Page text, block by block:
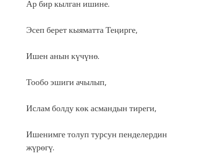
Ар бир кылган ишине.
Эсеп берет кыяматта Теңирге,
Ишен анын күчүнө.
Тообо эшиги ачылып,
Ислам болду көк асмандын тиреги,
Ишенимге толуп турсун пенделердин
жүрөгү.